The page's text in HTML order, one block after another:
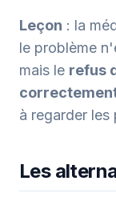
Leçon : la
le problème
mais le refus
à regarder les
Les